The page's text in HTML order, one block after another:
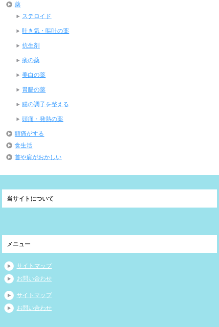
薬
ステロイド
吐き気・嘔吐の薬
抗生剤
痰の薬
美白の薬
胃腸の薬
腸の調子を整える
頭痛・発熱の薬
頭痛がする
食生活
首や肩がおかしい
当サイトについて
メニュー
サイトマップ
お問い合わせ
サイトマップ
お問い合わせ